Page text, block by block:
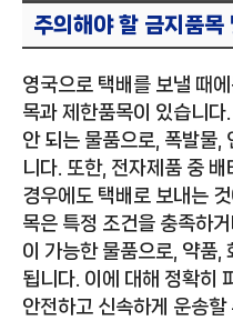
주의해야 할 금지품목
영국으로 택배를 보낼 때
목과 제한품목이 있습니
안 되는 물품으로, 폭발물,
니다. 또한, 전자제품 중
경우에도 택배로 보내는
목은 특정 조건을 충족하
이 가능한 물품으로, 약품,
됩니다. 이에 대해 정확히
안전하고 신속하게 운송할